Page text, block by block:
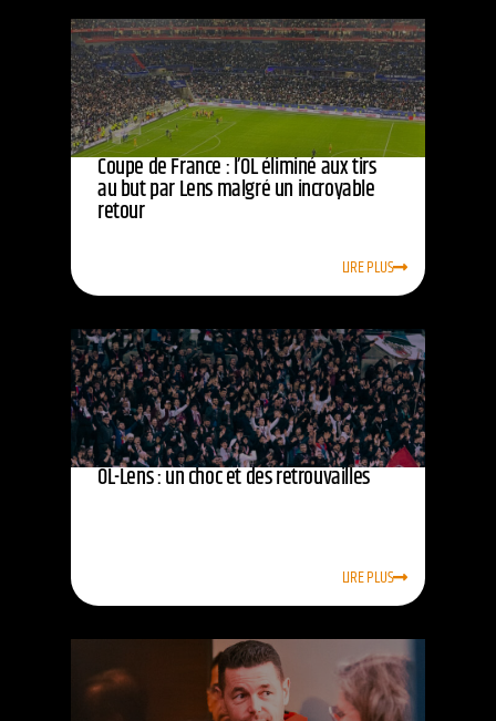
Coupe de France : l’OL éliminé aux tirs
au but par Lens malgré un incroyable
retour
LIRE PLUS
OL-Lens : un choc et des retrouvailles
LIRE PLUS